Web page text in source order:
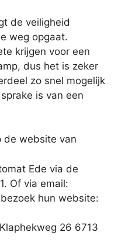
de veiligheid
weg opgaat.
krijgen voor een
dus het is zeker
zo snel mogelijk
is van een
de website van
Ede via de
Of via email:
hun website:
26 6713